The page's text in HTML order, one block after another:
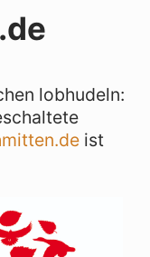
lobhudeln:
ist